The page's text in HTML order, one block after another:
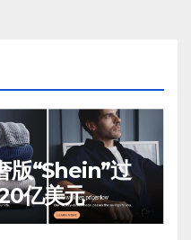
版“Shein”过
亿美元